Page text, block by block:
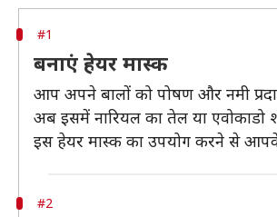
#1
बनाएं हेयर मास्क
आप अपने बालों को पोषण और नमी
अब इसमें नारियल का तेल या
इस हेयर मास्क का उपयोग करने से
#2